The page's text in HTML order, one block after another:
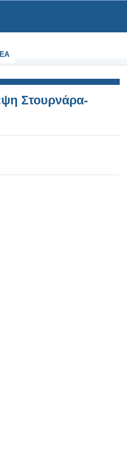
Στουρνάρα-